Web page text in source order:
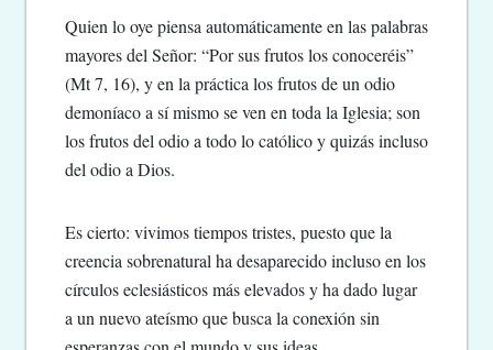
Quien lo oye piensa automáticamente en las palabras
mayores del Señor: “Por sus frutos los conoceréis”
(Mt 7, 16), y en la práctica los frutos de un odio
demoníaco a sí mismo se ven en toda la Iglesia; son
los frutos del odio a todo lo católico y quizás incluso
del odio a Dios.
Es cierto: vivimos tiempos tristes, puesto que la
creencia sobrenatural ha desaparecido incluso en los
círculos eclesiásticos más elevados y ha dado lugar
a un nuevo ateísmo que busca la conexión sin